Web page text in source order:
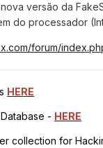
versão da
do processador
forum/
HERE
- HERE
collection for